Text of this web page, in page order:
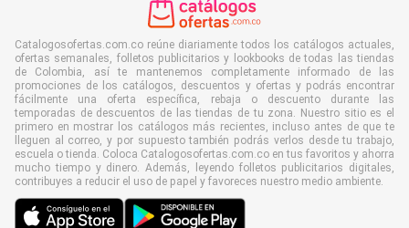
Catalogosofertas.com.co reúne diariamente todos los catálogos actuales,
ofertas semanales, folletos publicitarios y lookbooks de todas las tiendas
de Colombia, así te mantenemos completamente informado de las
promociones de los catálogos, descuentos y ofertas y podrás encontrar
fácilmente una oferta específica, rebaja o descuento durante las
temporadas de descuentos de las tiendas de tu zona. Nuestro sitio es el
primero en mostrar los catálogos más recientes, incluso antes de que te
lleguen al correo, y por supuesto también podrás verlos desde tu trabajo,
escuela o tienda. Coloca Catalogosofertas.com.co en tus favoritos y ahorra
mucho tiempo y dinero. Además, leyendo folletos publicitarios digitales,
contribuyes a reducir el uso de papel y favoreces nuestro medio ambiente.